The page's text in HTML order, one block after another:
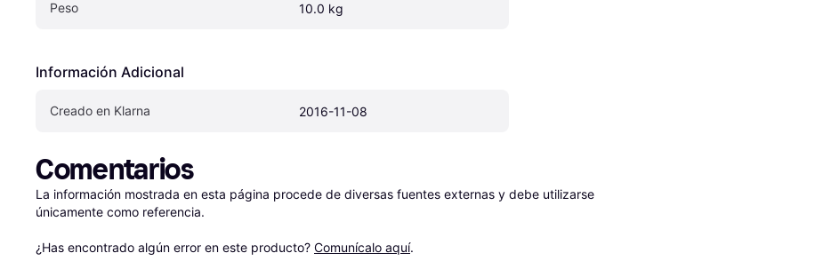
Peso 10.0 kg
Información Adicional
Creado en Klarna 2016-11-08
Comentarios
La información mostrada en esta página procede de diversas fuentes externas y debe utilizarse
únicamente como referencia.
¿Has encontrado algún error en este producto? Comunícalo aquí.